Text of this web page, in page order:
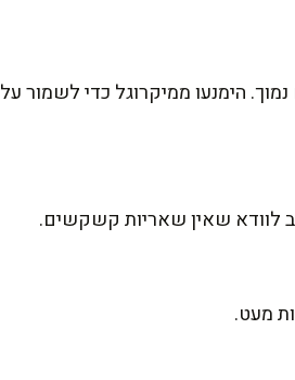
הימנעו ממיקרוגל כדי לשמור על
לוודא שאין שאריות קשקשים.
מעט.